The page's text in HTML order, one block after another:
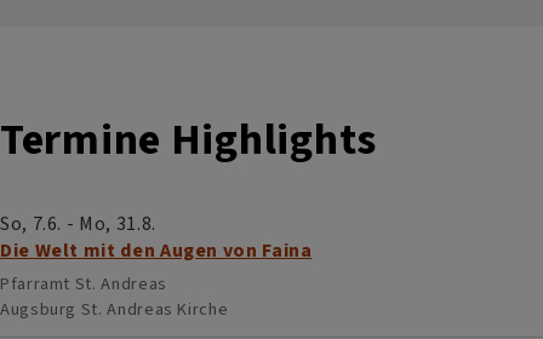
Termine Highlights
So, 7.6. - Mo, 31.8.
Die Welt mit den Augen von Faina
Pfarramt St. Andreas
Augsburg St. Andreas Kirche